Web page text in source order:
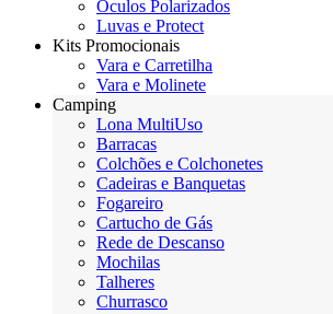
Óculos Polarizados
Luvas e Protect
Kits Promocionais
Vara e Carretilha
Vara e Molinete
Camping
Lona MultiUso
Barracas
Colchões e Colchonetes
Cadeiras e Banquetas
Fogareiro
Cartucho de Gás
Rede de Descanso
Mochilas
Talheres
Churrasco